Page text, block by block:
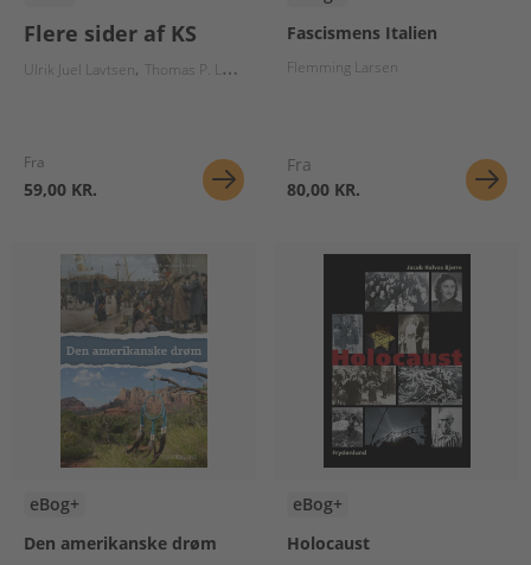
Flere sider af KS
Ulrik Juel Lavtsen Thomas P. Larsen Suzanne Gudbjerg-Hansen
Fra
59,00 KR.
Fascismens Italien
Flemming Larsen
Fra
80,00 KR.
eBog+
Den amerikanske drøm
eBog+
Holocaust